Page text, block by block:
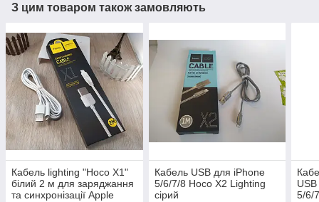
З цим товаром також замовляють
Кабель lighting "Hoco X1"
білий 2 м для заряджання
та синхронізації Apple
Кабель USB для iPhone
5/6/7/8 Hoco X2 Lighting
сірий
5/6/